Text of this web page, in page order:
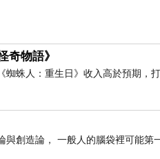
奇物語》
蛛人：重生日》收入高於預期，
創造論， 一般人的腦袋裡可能第